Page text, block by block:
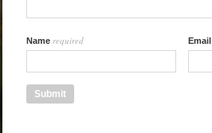
Name required Email